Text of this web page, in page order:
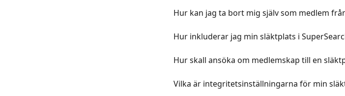
Hur kan jag ta bort mig själv som medlem
Hur inkluderar jag min släktplats i
Hur skall ansöka om medlemskap till en
Vilka är integritetsinställningarna för min